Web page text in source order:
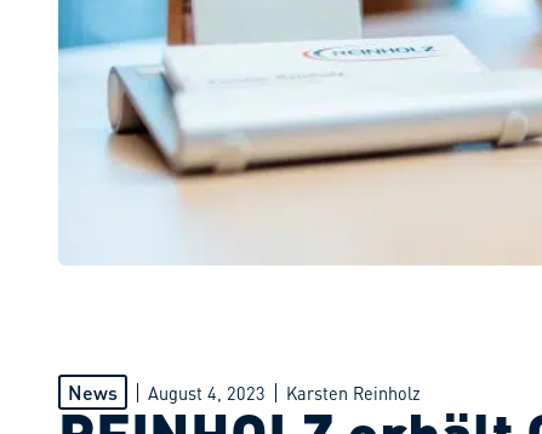
News August 4, 2023 Karsten Reinholz